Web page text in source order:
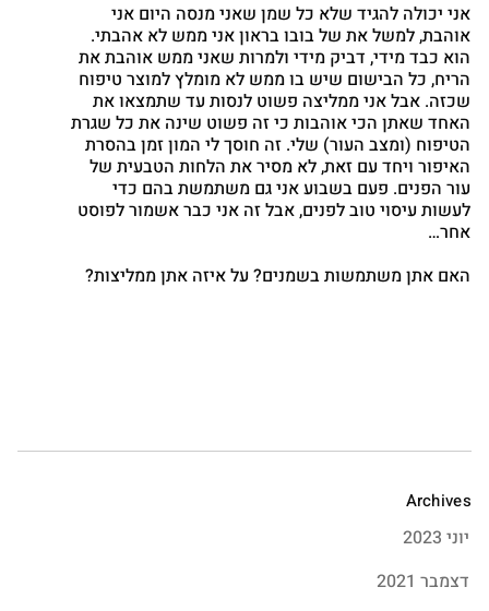
אני יכולה להגיד שלא כל שמן שאני מנסה היום אני
אוהבת, למשל את של בובו בראון אני ממש לא אהבתי.
הוא כבד מידי, דביק מידי ולמרות שאני ממש אוהבת את
הריח, כל הבישום שיש בו ממש לא מומלץ למוצר טיפוח
שכזה. אבל אני ממליצה פשוט לנסות עד שתמצאו את
האחד שאתן הכי אוהבות כי זה פשוט שינה את כל שגרת
הטיפוח (ומצב העור) שלי. זה חוסך לי המון זמן בהסרת
האיפור ויחד עם זאת, לא מסיר את הלחות הטבעית של
עור הפנים. פעם בשבוע אני גם משתמשת בהם כדי
לעשות עיסוי טוב לפנים, אבל זה אני כבר אשמור לפוסט
אחר…
האם אתן משתמשות בשמנים? על איזה אתן ממליצות?
Archives
יוני 2023
דצמבר 2021